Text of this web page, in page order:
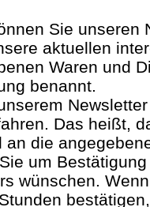
Sie unseren
aktuellen
Waren und
benannt.
Das heißt,
die
um
wünschen.